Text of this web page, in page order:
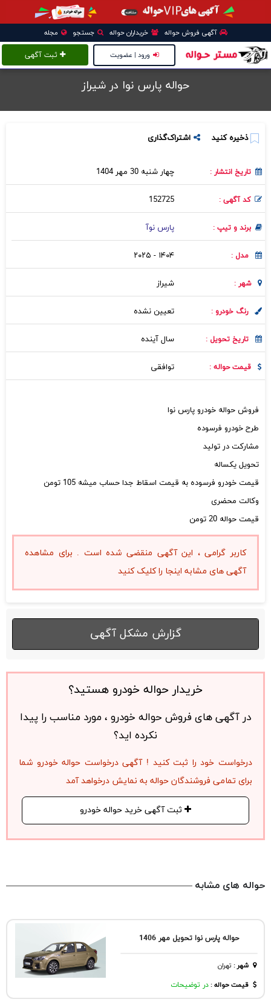
آگهی فروش حواله خریداران حواله جستجو مجله
ثبت آگهی ورود | عضویت
حواله پارس نوا در شيراز
ذخیره کنید اشتراک‌گذاری
تاریخ انتشار : چهار شنبه 30 مهر 1404
کد آگهی : 152725
برند و تیپ : پارس نوآ
مدل : ۱۴۰۴ - ۲۰۲۵
شهر : شيراز
رنگ خودرو : تعیین نشده
تاریخ تحویل : سال آینده
قیمت حواله : توافقی
فروش حواله خودرو پارس نوا
طرح خودرو فرسوده
مشارکت در تولید
تحویل یکساله
قیمت خودرو فرسوده به قیمت اسقاط جدا حساب میشه 105 تومن
وکالت محضری
قیمت حواله 20 تومن
کاربر گرامی ، این آگهی منقضی شده است . برای مشاهده
آگهی های مشابه اینجا را کلیک کنید
گزارش مشکل آگهی
خریدار حواله خودرو هستید؟
در آگهی های فروش حواله خودرو ، مورد مناسب را پیدا
نکرده اید؟
درخواست خود را ثبت کنید ! آگهی درخواست حواله خودرو شما
برای تمامی فروشندگان حواله به نمایش درخواهد آمد
ثبت آگهی خرید حواله خودرو
حواله های مشابه
حواله پارس نوا تحویل مهر 1406
شهر: تهران
قیمت حواله :در توضیحات